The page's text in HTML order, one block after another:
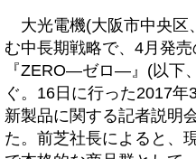
大光電機(大阪市中央区
む中長期戦略で、4月発
『ZERO―ゼロ―』(以下
ぐ。16日に行った2017
新製品に関する記者説明
た。前芝社長によると、